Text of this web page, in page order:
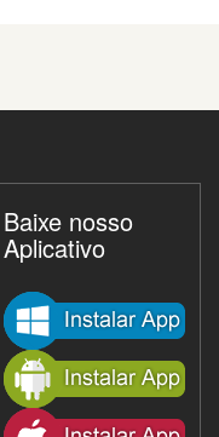
Baixe nosso
Aplicativo